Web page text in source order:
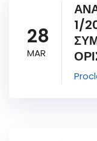
28
MAR
1/